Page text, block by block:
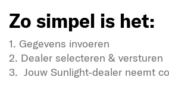
Zo simpel is het:
1. Gegevens invoeren
2. Dealer selecteren & versturen
3. Jouw Sunlight-dealer neemt